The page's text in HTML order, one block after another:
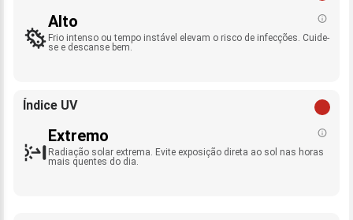
Alto
Frio intenso ou tempo instável elevam o risco de infecções. Cuide-
se e descanse bem.
Índice UV
Extremo
Radiação solar extrema. Evite exposição direta ao sol nas horas
mais quentes do dia.